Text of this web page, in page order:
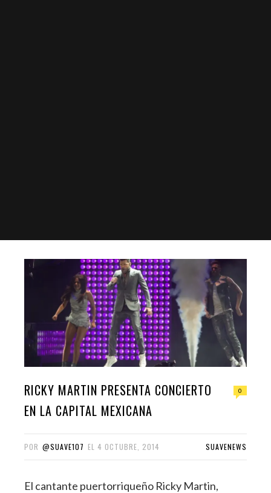
RICKY MARTIN PRESENTA CONCIERTO
EN LA CAPITAL MEXICANA
0
POR @SUAVE107 EL 4 OCTUBRE, 2014 SUAVENEWS
El cantante puertorriqueño Ricky Martin,